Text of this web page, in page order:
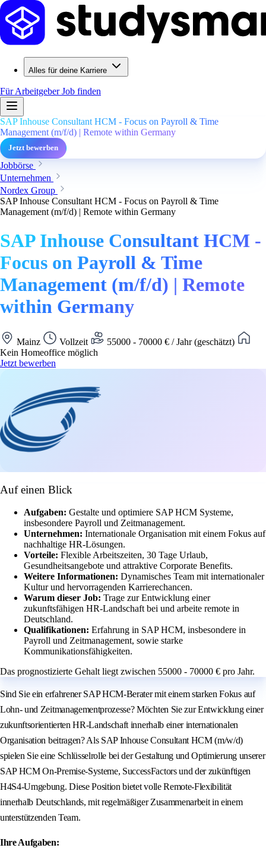
Alles für deine Karriere
Für ArbeitgeberJob finden
SAP Inhouse Consultant HCM - Focus on Payroll & Time
Management (m/f/d) | Remote within Germany
Jetzt bewerben
Jobbörse
Unternehmen
Nordex Group
SAP Inhouse Consultant HCM - Focus on Payroll & Time
Management (m/f/d) | Remote within Germany
SAP Inhouse Consultant HCM -
Focus on Payroll & Time
Management (m/f/d) | Remote
within Germany
Mainz Vollzeit
55000 - 70000 € / Jahr (geschätzt)
Kein Homeoffice möglich
Jetzt bewerben
Auf einen Blick
Aufgaben: Gestalte und optimiere SAP HCM Systeme,
insbesondere Payroll und Zeitmanagement.
Unternehmen: Internationale Organisation mit einem Fokus auf
nachhaltige HR-Lösungen.
Vorteile: Flexible Arbeitszeiten, 30 Tage Urlaub,
Gesundheitsangebote und attraktive Corporate Benefits.
Weitere Informationen: Dynamisches Team mit internationaler
Kultur und hervorragenden Karrierechancen.
Warum dieser Job: Trage zur Entwicklung einer
zukunftsfähigen HR-Landschaft bei und arbeite remote in
Deutschland.
Qualifikationen: Erfahrung in SAP HCM, insbesondere in
Payroll und Zeitmanagement, sowie starke
Kommunikationsfähigkeiten.
Das prognostizierte Gehalt liegt zwischen 55000 - 70000 € pro Jahr.
Sind Sie ein erfahrener SAP HCM-Berater mit einem starken Fokus auf
Lohn- und Zeitmanagementprozesse? Möchten Sie zur Entwicklung einer
zukunftsorientierten HR-Landschaft innerhalb einer internationalen
Organisation beitragen? Als SAP Inhouse Consultant HCM (m/w/d)
spielen Sie eine Schlüsselrolle bei der Gestaltung und Optimierung unserer
SAP HCM On-Premise-Systeme, SuccessFactors und der zukünftigen
H4S4-Umgebung. Diese Position bietet volle Remote-Flexibilität
innerhalb Deutschlands, mit regelmäßiger Zusammenarbeit in einem
unterstützenden Team.
Ihre Aufgaben: